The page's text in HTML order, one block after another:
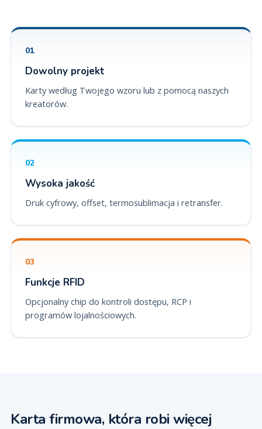
01
Dowolny projekt
Karty według Twojego wzoru lub z pomocą naszych
kreatorów.
02
Wysoka jakość
Druk cyfrowy, offset, termosublimacja i retransfer.
03
Funkcje RFID
Opcjonalny chip do kontroli dostępu, RCP i
programów lojalnościowych.
Karta firmowa, która robi więcej